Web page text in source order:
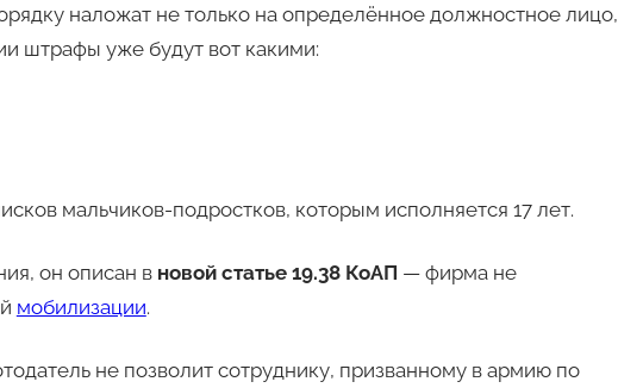
наложат не только на определённое должностное лицо,
штрафы уже будут вот какими:
мальчиков-подростков, которым исполняется 17 лет.
он описан в новой статье 19.38 КоАП — фирма не
мобилизации.
не позволит сотруднику, призванному в армию по